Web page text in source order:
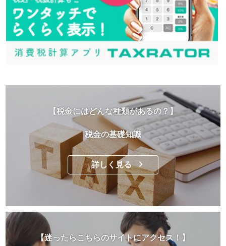
【税金にはどんな種類があるの？】
税金の基礎知識
詳しく見る
【迷ったらこちらのサイトにアクセス！】